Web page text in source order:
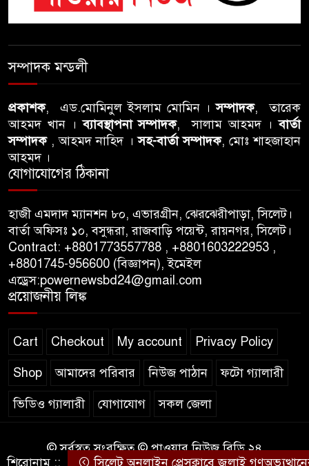
ইঙ্গিত !
বিএনপি নেতার ওপর হামলার
আবু তালহা চৌধুরী দ্বিতীয় বারের
মত টাওয়ার হ‍্যামলেটস কাউন্সিলের
গণবিজ্ঞপ্তি নিয়ে সিলেট অনলাইন
প্রেসক্লাবে বিশ্ব মুক্ত গণমাধ্যম দিবসে
সমালোচনা
সিলেটে ব্যাডমিন্টন তারকাদের
সম্পাদক মন্ডলী
প্রকাশক, এড.মোমিনুল ইসলাম মোমিন ।সম্পাদক, তারেক
আহমদ খান ।ব্যাবস্থাপনা সম্পাদক, সালাম আহমদ ।বার্তা
সম্পাদক, আহমদ নাহিদ ।সহ-বার্তা সম্পাদক, মোঃ শাহজাহান
আহমদ ।
যোগাযোগের ঠিকানা
হাজী এমদাদ ম্যানশন ৮০, এভারগ্রীন, ঝেরঝেরীপাড়া, সিলেট।
বার্তা অফিসঃ ১০, বসুন্ধরা, রাজবাড়ি পয়েন্ট, রায়নগর, সিলেট।
Contract: +8801773557788 , +8801603222953 ,
+8801745-956600 (বিজ্ঞাপন), ইমেইল
এড্রেস:powernewsbd24@gmail.com
প্রয়োজনীয় লিঙ্ক
Cart Checkout My account Privacy Policy
Shop আমাদের পরিবার নিউজ পাঠান ফটো গ্যালারী
ভিডিও গ্যালারী যোগাযোগ সকল জেলা
© সর্বস্বত্ব সংরক্ষিত © পাওয়ার নিউজ বিডি ২৪
শিরোনাম :: সিলেট অনলাইন প্রেসক্লাবে জুলাই গণঅভ্যুত্থানের